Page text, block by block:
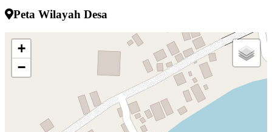
Peta Wilayah Desa
+
−